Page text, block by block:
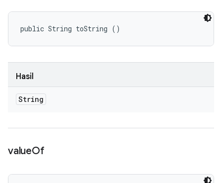
public String toString ()
Hasil
String
valueOf